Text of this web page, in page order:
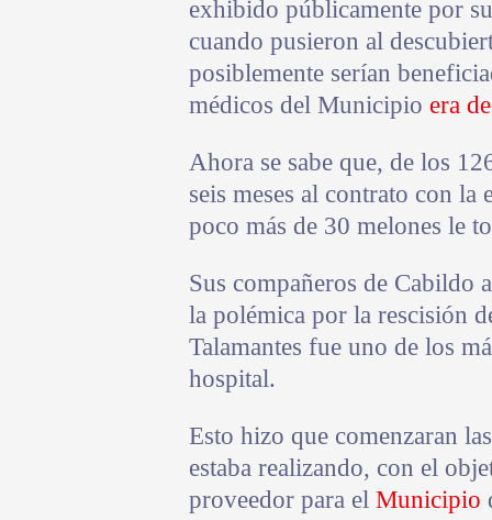
exhibido públicamente por
cuando pusieron al
posiblemente serían
médicos del Municipio era
Ahora se sabe que, de los
seis meses al contrato con la
poco más de 30 melones le
Sus compañeros de Cabildo
la polémica por la rescisión
Talamantes fue uno de los
hospital.
Esto hizo que comenzaran
estaba realizando, con el
proveedor para el Municipio